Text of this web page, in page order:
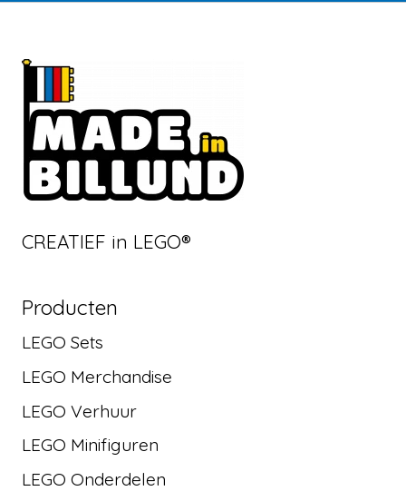
CREATIEF in LEGO®
Producten
LEGO Sets
LEGO Merchandise
LEGO Verhuur
LEGO Minifiguren
LEGO Onderdelen